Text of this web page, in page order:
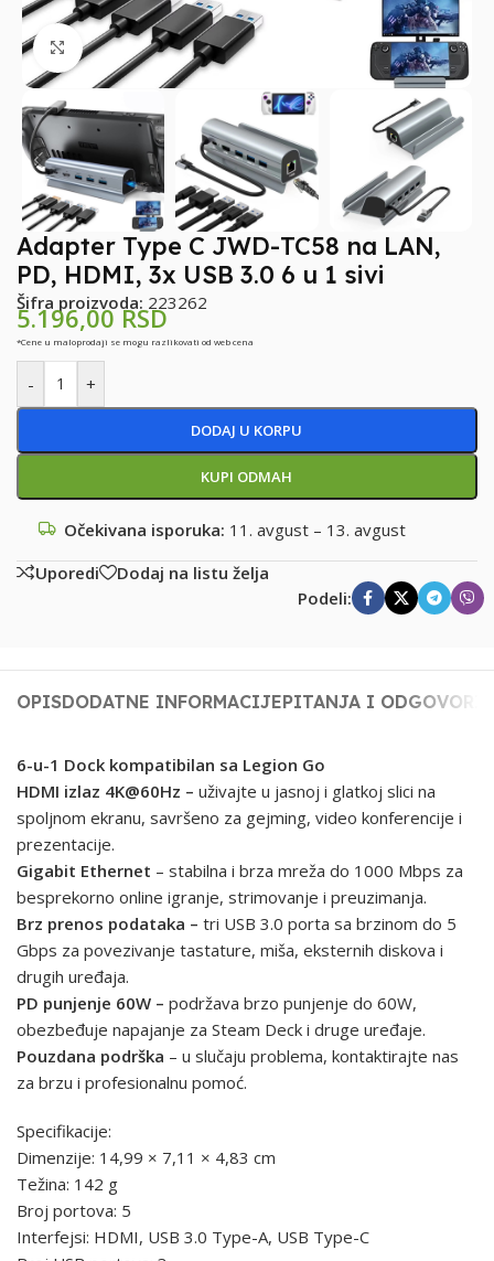
Klikni za uvećanje
Adapter Type C JWD-TC58 na LAN,
PD, HDMI, 3x USB 3.0 6 u 1 sivi
Šifra proizvoda: 223262
5.196,00RSD
*Cene u maloprodaji se mogu razlikovati od web cena
- +
DODAJ U KORPU
KUPI ODMAH
Očekivana isporuka: 11. avgust – 13. avgust
Uporedi
Dodaj na listu želja
Podeli:
OPISDODATNE INFORMACIJEPITANJA I ODGOVORI
6-u-1 Dock kompatibilan sa Legion Go
HDMI izlaz 4K@60Hz – uživajte u jasnoj i glatkoj slici na
spoljnom ekranu, savršeno za gejming, video konferencije i
prezentacije.
Gigabit Ethernet – stabilna i brza mreža do 1000 Mbps za
besprekorno online igranje, strimovanje i preuzimanja.
Brz prenos podataka – tri USB 3.0 porta sa brzinom do 5
Gbps za povezivanje tastature, miša, eksternih diskova i
drugih uređaja.
PD punjenje 60W – podržava brzo punjenje do 60W,
obezbeđuje napajanje za Steam Deck i druge uređaje.
Pouzdana podrška – u slučaju problema, kontaktirajte nas
za brzu i profesionalnu pomoć.
Specifikacije:
Dimenzije: 14,99 × 7,11 × 4,83 cm
Težina: 142 g
Broj portova: 5
Interfejsi: HDMI, USB 3.0 Type-A, USB Type-C